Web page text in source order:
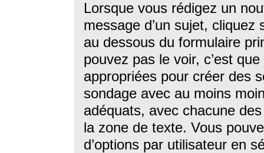
Lorsque vous rédigez un
message d’un sujet, cliquez
au dessous du formulaire
pouvez pas le voir, c’est
appropriées pour créer des
sondage avec au moins
adéquats, avec chacune
la zone de texte. Vous
d’options par utilisateur en